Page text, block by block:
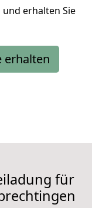
und erhalten Sie
erhalten
für